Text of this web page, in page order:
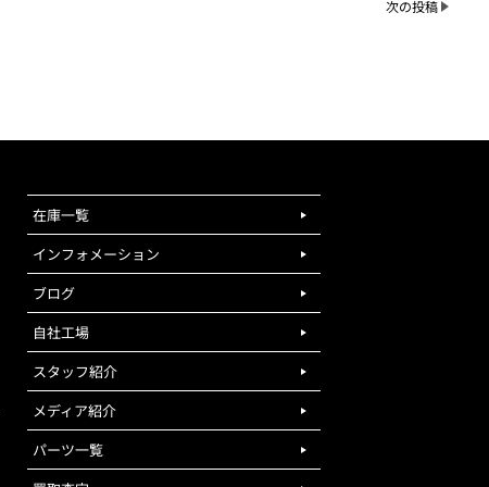
次の投稿
在庫一覧
インフォメーション
ブログ
自社工場
スタッフ紹介
メディア紹介
パーツ一覧